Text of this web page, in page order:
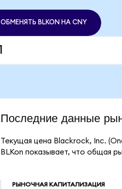
ОБМЕНЯТЬ BLKON НА CNY
Последние данные
Текущая цена Blackrock, Inc.
BLKon показывает, что общая
РЫНОЧНАЯ КАПИТАЛИЗАЦИЯ